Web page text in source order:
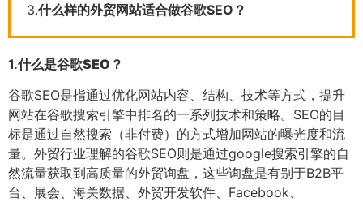
3.什么样的外贸网站适合做谷歌SEO？
1.什么是谷歌SEO？
谷歌SEO是指通过优化网站内容、结构、技术等方式，提升
网站在谷歌搜索引擎中排名的一系列技术和策略。SEO的目
标是通过自然搜索（非付费）的方式增加网站的曝光度和流
量。外贸行业理解的谷歌SEO则是通过google搜索引擎的自
然流量获取到高质量的外贸询盘，这些询盘是有别于B2B平
台、展会、海关数据、外贸开发软件、Facebook、